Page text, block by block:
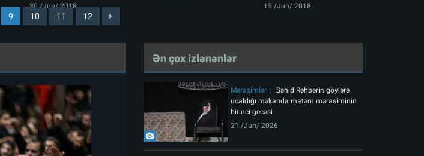
30 /Jun/ 2018
15 /Jun/ 2018
9 10 11 12
Ən çox izlənənlər
Mərasimlər
Şəhid Rəhbərin göylərə
ucaldığı məkanda matəm mərasiminin
birinci gecəsi
21 /Jun/ 2026